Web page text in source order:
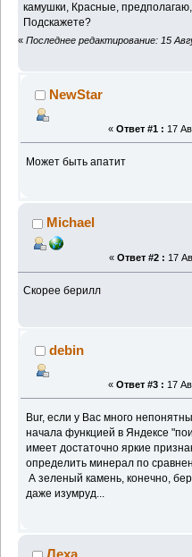
камушки, Красные,
Подскажете?
« Последнее редактирование: 15
NewStar
« Ответ #1 : 17
Может быть апатит
Michael
« Ответ #2 : 17
Скорее берилл
debin
« Ответ #3 : 17
Bur, если у Вас много
начала функцией в Яндексе
имеет достаточно яркие
определить минерал по
А зеленый камень, конечно,
даже изумруд...
Леха